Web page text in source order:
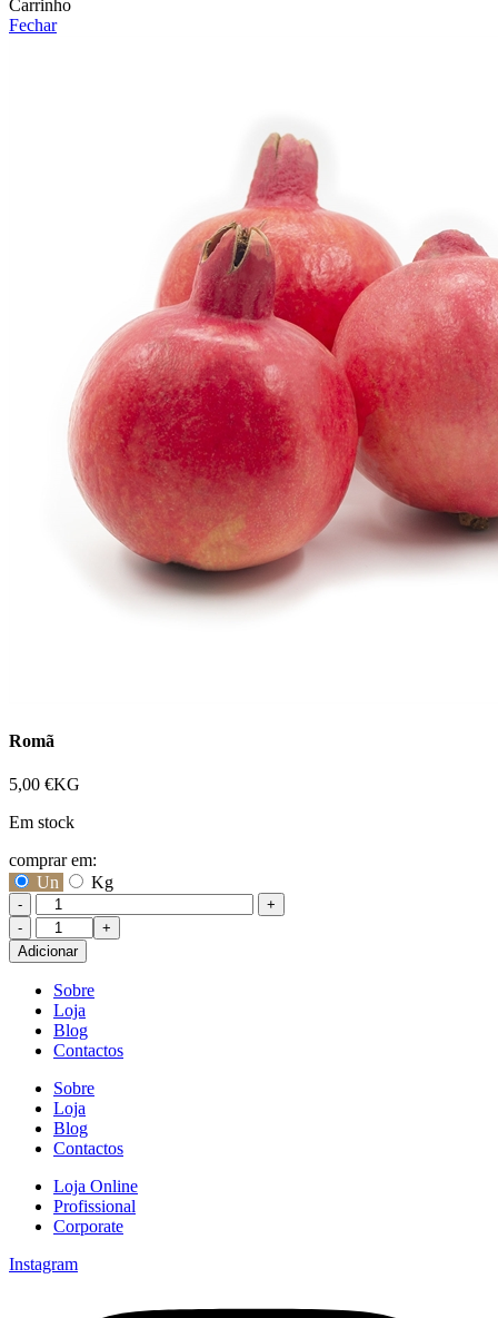
Carrinho
Fechar
Romã
5,00 €KG
Em stock
comprar em:
Un
Kg
- +
Quantidade
de
Romã
Adicionar
Sobre
Loja
Blog
Contactos
Sobre
Loja
Blog
Contactos
Loja Online
Profissional
Corporate
Instagram